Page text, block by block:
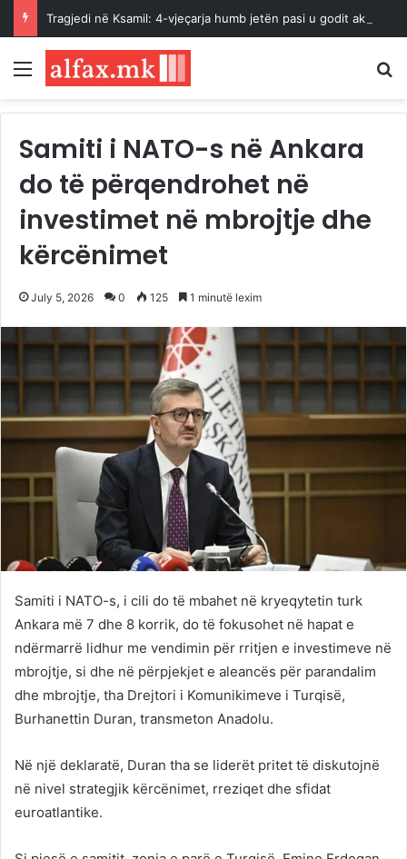
Menu
Samiti i NATO-s në Ankara
do të përqendrohet në
investimet në mbrojtje dhe
kërcënimet
July 5, 2026 0 125 1 minutë lexim
Samiti i NATO-s, i cili do të mbahet në kryeqytetin turk
Ankara më 7 dhe 8 korrik, do të fokusohet në hapat e
ndërmarrë lidhur me vendimin për rritjen e investimeve në
mbrojtje, si dhe në përpjekjet e aleancës për parandalim
dhe mbrojtje, tha Drejtori i Komunikimeve i Turqisë,
Burhanettin Duran, transmeton Anadolu.
Në një deklaratë, Duran tha se liderët pritet të diskutojnë
në nivel strategjik kërcënimet, rreziqet dhe sfidat
euroatlantike.